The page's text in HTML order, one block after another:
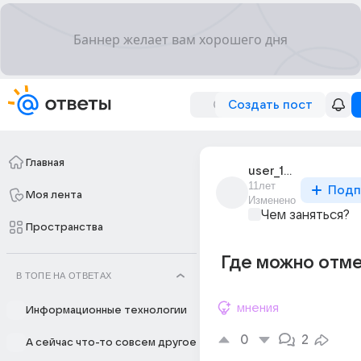
Создать пост
Главная
Моя лента
Пространства
В ТОПЕ НА ОТВЕТАХ
Информационные технологии
А сейчас что-то совсем другое
user_194547632
11лет
Изменено
Чем заняться?
Где можно
мнения
0 2